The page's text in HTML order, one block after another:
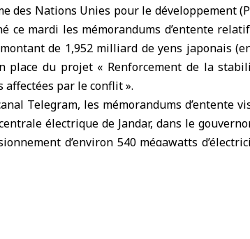
des Nations Unies pour le développement(
ce mardi les mémorandums d’entente
de 1,952 milliard de yens japonais
place du projet « Renforcement de la
affectées par le conflit ».
Telegram, les mémorandums d’entente
électrique de Jandar, dans le
d’environ 540 mégawatts